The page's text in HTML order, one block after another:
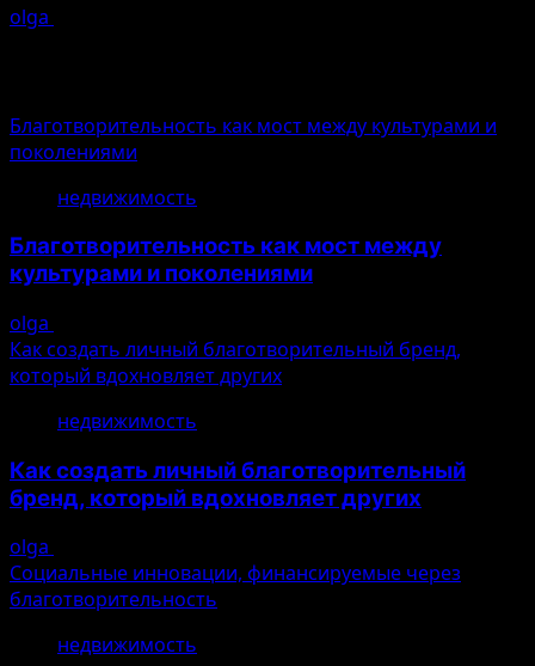
olga
Благотворительность как мост между культурами и
поколениями
недвижимость
Благотворительность как мост между
культурами и поколениями
olga
Как создать личный благотворительный бренд,
который вдохновляет других
недвижимость
Как создать личный благотворительный
бренд, который вдохновляет других
olga
Социальные инновации, финансируемые через
благотворительность
недвижимость